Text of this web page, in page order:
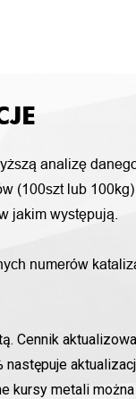
analizę
(100szt lub 100kg)
jakim występują.
numerów
Cennik
kursy metali